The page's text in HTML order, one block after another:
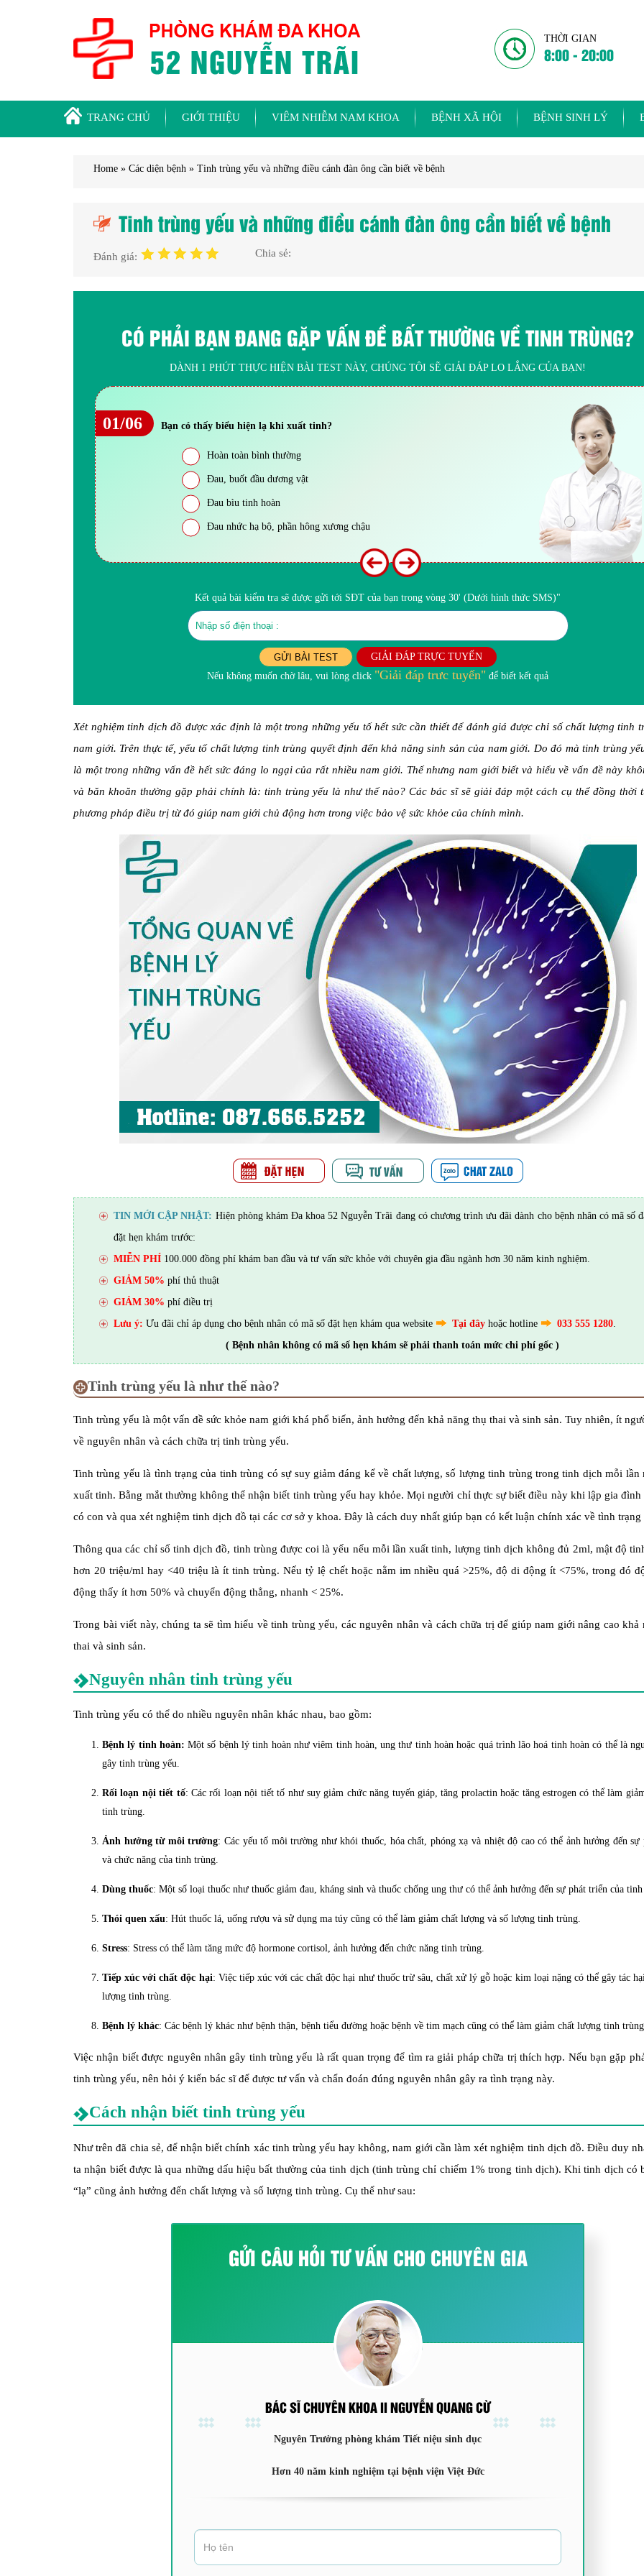
THỜI GIAN
8:00 - 20:00
TRANG CHỦ GIỚI THIỆU VIÊM NHIỄM NAM KHOA BỆNH XÃ HỘI BỆNH SINH LÝ
Home » Các diện bệnh » Tinh trùng yếu và những điều cánh đàn ông cần biết về bệnh
Tinh trùng yếu và những điều cánh đàn ông cần biết về bệnh
Đánh giá: Chia sẻ:
CÓ PHẢI BẠN ĐANG GẶP VẤN ĐỀ BẤT THƯỜNG VỀ TINH TRÙNG?
DÀNH 1 PHÚT THỰC HIỆN BÀI TEST NÀY, CHÚNG TÔI SẼ GIẢI ĐÁP LO LẮNG CỦA BẠN!
01/06 Bạn có thấy biểu hiện lạ khi xuất tinh?
Hoàn toàn bình thường
Đau, buốt đầu dương vật
Đau bìu tinh hoàn
Đau nhức hạ bộ, phần hông xương chậu
Kết quả bài kiểm tra sẽ được gửi tới SĐT của bạn trong vòng 30' (Dưới hình thức SMS)"
GỬI BÀI TEST
GIẢI ĐÁP TRỰC TUYẾN
Nếu không muốn chờ lâu, vui lòng click "Giải đáp trưc tuyến" để biết kết quả
Xét nghiệm tinh dịch đồ được xác định là một trong những yếu tố hết sức cần thiết để đánh giá được chỉ số chất lượng tinh
nam giới. Trên thực tế, yếu tố chất lượng tinh trùng quyết định đến khả năng sinh sản của nam giới. Do đó mà tinh trùng
là một trong những vấn đề hết sức đáng lo ngại của rất nhiều nam giới. Thế nhưng nam giới biết và hiểu về vấn đề này
và băn khoăn thường gặp phải chính là: tinh trùng yếu là như thế nào? Các bác sĩ sẽ giải đáp một cách cụ thể đồng thời
phương pháp điều trị từ đó giúp nam giới chủ động hơn trong việc bảo vệ sức khỏe của chính mình.
TIN MỚI CẬP NHẬT: Hiện phòng khám Đa khoa 52 Nguyễn Trãi đang có chương trình ưu đãi dành cho bệnh nhân có mã số
đặt hẹn khám trước:
MIỄN PHÍ 100.000 đồng phí khám ban đầu và tư vấn sức khỏe với chuyên gia đầu ngành hơn 30 năm kinh nghiệm.
GIẢM 50% phí thủ thuật
GIẢM 30% phí điều trị
Lưu ý: Ưu đãi chỉ áp dụng cho bệnh nhân có mã số đặt hẹn khám qua website Tại đây hoặc hotline 033 555 1280.
( Bệnh nhân không có mã số hẹn khám sẽ phải thanh toán mức chi phí gốc )
Tinh trùng yếu là như thế nào?
Tinh trùng yếu là một vấn đề sức khỏe nam giới khá phổ biến, ảnh hưởng đến khả năng thụ thai và sinh sản. Tuy nhiên, ít
về nguyên nhân và cách chữa trị tinh trùng yếu.
Tinh trùng yếu là tình trạng của tinh trùng có sự suy giảm đáng kể về chất lượng, số lượng tinh trùng trong tinh dịch mỗi lần
xuất tinh. Bằng mắt thường không thể nhận biết tinh trùng yếu hay khỏe. Mọi người chỉ thực sự biết điều này khi lập gia đình
có con và qua xét nghiệm tinh dịch đồ tại các cơ sở y khoa. Đây là cách duy nhất giúp bạn có kết luận chính xác về tình trạng
Thông qua các chỉ số tinh dịch đồ, tinh trùng được coi là yếu nếu mỗi lần xuất tinh, lượng tinh dịch không đủ 2ml, mật độ
hơn 20 triệu/ml hay <40 triệu là ít tinh trùng. Nếu tỷ lệ chết hoặc nằm im nhiều quá >25%, độ di động ít <75%, trong đó
động thấy ít hơn 50% và chuyển động thẳng, nhanh < 25%.
Trong bài viết này, chúng ta sẽ tìm hiểu về tinh trùng yếu, các nguyên nhân và cách chữa trị để giúp nam giới nâng cao khả
thai và sinh sản.
Nguyên nhân tinh trùng yếu
Tinh trùng yếu có thể do nhiều nguyên nhân khác nhau, bao gồm:
Bệnh lý tinh hoàn: Một số bệnh lý tinh hoàn như viêm tinh hoàn, ung thư tinh hoàn hoặc quá trình lão hoá tinh hoàn có thể là
gây tinh trùng yếu.
Rối loạn nội tiết tố: Các rối loạn nội tiết tố như suy giảm chức năng tuyến giáp, tăng prolactin hoặc tăng estrogen có thể làm
tinh trùng.
Ảnh hưởng từ môi trường: Các yếu tố môi trường như khói thuốc, hóa chất, phóng xạ và nhiệt độ cao có thể ảnh hưởng đến sự
và chức năng của tinh trùng.
Dùng thuốc: Một số loại thuốc như thuốc giảm đau, kháng sinh và thuốc chống ung thư có thể ảnh hưởng đến sự phát triển của
Thói quen xấu: Hút thuốc lá, uống rượu và sử dụng ma túy cũng có thể làm giảm chất lượng và số lượng tinh trùng.
Stress: Stress có thể làm tăng mức độ hormone cortisol, ảnh hưởng đến chức năng tinh trùng.
Tiếp xúc với chất độc hại: Việc tiếp xúc với các chất độc hại như thuốc trừ sâu, chất xử lý gỗ hoặc kim loại nặng có thể gây tác
lượng tinh trùng.
Bệnh lý khác: Các bệnh lý khác như bệnh thận, bệnh tiểu đường hoặc bệnh về tim mạch cũng có thể làm giảm chất lượng tinh
Việc nhận biết được nguyên nhân gây tinh trùng yếu là rất quan trọng để tìm ra giải pháp chữa trị thích hợp. Nếu bạn gặp
tinh trùng yếu, nên hỏi ý kiến ​​bác sĩ để được tư vấn và chẩn đoán đúng nguyên nhân gây ra tình trạng này.
Cách nhận biết tinh trùng yếu
Như trên đã chia sẻ, để nhận biết chính xác tinh trùng yếu hay không, nam giới cần làm xét nghiệm tinh dịch đồ. Điều duy
ta nhận biết được là qua những dấu hiệu bất thường của tinh dịch (tinh trùng chỉ chiếm 1% trong tinh dịch). Khi tinh dịch có
“lạ” cũng ảnh hưởng đến chất lượng và số lượng tinh trùng. Cụ thể như sau:
GỬI CÂU HỎI TƯ VẤN CHO CHUYÊN GIA
BÁC SĨ CHUYÊN KHOA II NGUYỄN QUANG CỪ
Nguyên Trưởng phòng khám Tiết niệu sinh dục
Hơn 40 năm kinh nghiệm tại bệnh viện Việt Đức